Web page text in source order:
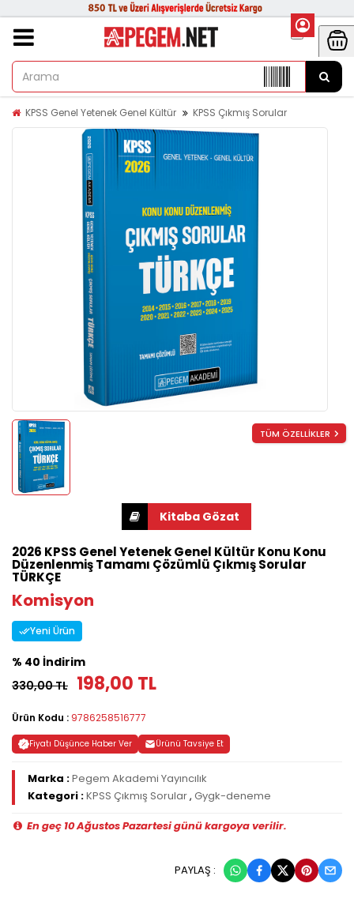
KPSS Genel Yetenek Genel Kültür KPSS Çıkmış Sorular
TÜM ÖZELLİKLER
2026 KPSS Genel Yetenek Genel Kültür Konu Konu
Düzenlenmiş Tamamı Çözümlü Çıkmış Sorular
TÜRKÇE
Komisyon
Yeni Ürün
% 40 İndirim
330,00 TL 198,00 TL
Ürün Kodu : 9786258516777
Fiyatı Düşünce Haber Ver Ürünü Tavsiye Et
Marka :Pegem Akademi Yayıncılık
Kategori :KPSS Çıkmış Sorular, Gygk-deneme
En geç 10 Ağustos Pazartesi günü kargoya verilir.
PAYLAŞ :